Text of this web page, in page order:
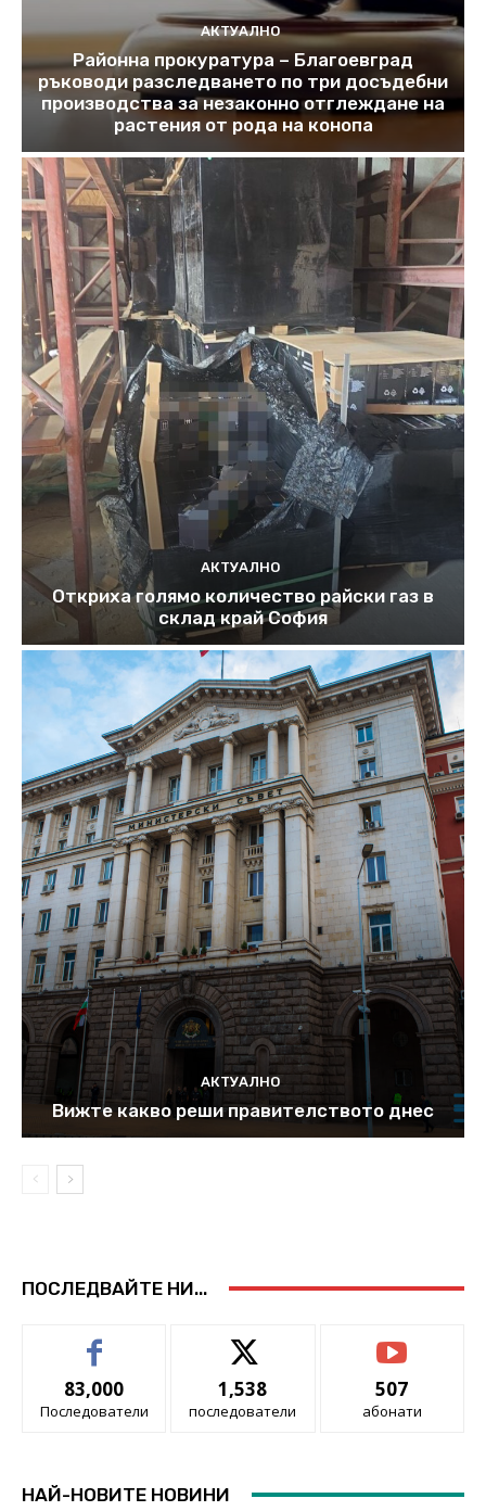
АКТУАЛНО
Районна прокуратура – Благоевград
ръководи разследването по три досъдебни
производства за незаконно отглеждане на
растения от рода на конопа
АКТУАЛНО
Откриха голямо количество райски газ в
склад край София
АКТУАЛНО
Вижте какво реши правителството днес
ПОСЛЕДВАЙТЕ НИ...
83,000
Последователи
1,538
последователи
507
абонати
НАЙ-НОВИТЕ НОВИНИ